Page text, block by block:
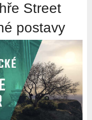
Street
postavy